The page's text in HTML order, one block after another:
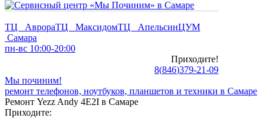
ТЦ АврораТЦ МаксидомТЦ АпельсинЦУМ
Самара
пн-вс 10:00-20:00
Приходите!
8(846)379-21-09
Мы починим!
ремонт телефонов, ноутбуков, планшетов и техники в Самаре
Ремонт Yezz Andy 4E2I в Самаре
Приходите: